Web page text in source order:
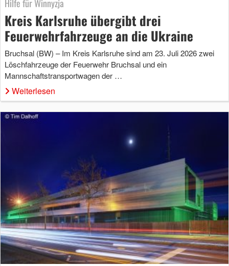
Hilfe für Winnyzja
Kreis Karlsruhe übergibt drei
Feuerwehrfahrzeuge an die Ukraine
Bruchsal (BW) – Im Kreis Karlsruhe sind am 23. Juli 2026 zwei
Löschfahrzeuge der Feuerwehr Bruchsal und ein
Mannschaftstransportwagen der …
Weiterlesen